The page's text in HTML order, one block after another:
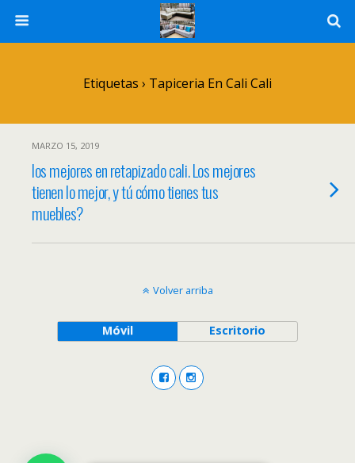
Etiquetas › Tapiceria En Cali Cali
MARZO 15, 2019
los mejores en retapizado cali. Los mejores
tienen lo mejor, y tú cómo tienes tus
muebles?
Volver arriba
Móvil Escritorio